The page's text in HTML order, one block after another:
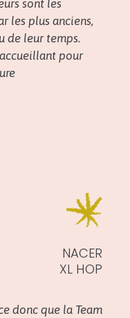
sont les
les plus anciens,
de leur temps.
pour
NACER
XL HOP
donc que la Team